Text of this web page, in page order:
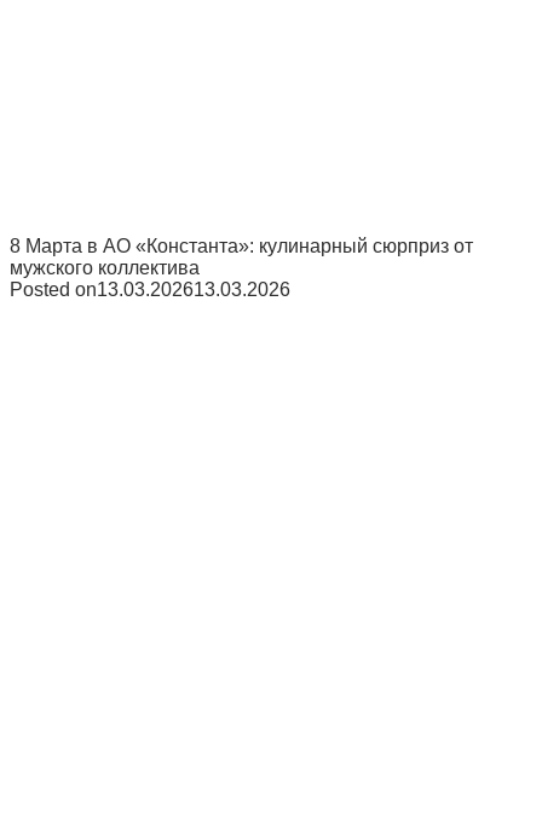
8 Марта в АО «Константа»: кулинарный сюрприз от
мужского коллектива
Posted on13.03.202613.03.2026